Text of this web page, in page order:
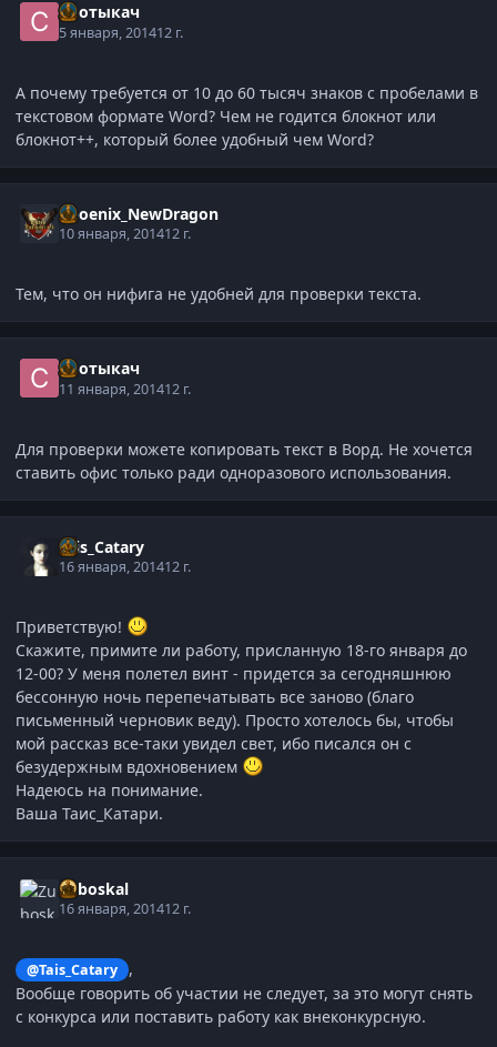
Спотыкач
5 января, 201412 г.
А почему требуется от 10 до 60 тысяч знаков с пробелами в
текстовом формате Word? Чем не годится блокнот или
блокнот++, который более удобный чем Word?
Phoenix_NewDragon
10 января, 201412 г.
Тем, что он нифига не удобней для проверки текста.
Спотыкач
11 января, 201412 г.
Для проверки можете копировать текст в Ворд. Не хочется
ставить офис только ради одноразового использования.
Tais_Catary
16 января, 201412 г.
Приветствую!
Скажите, примите ли работу, присланную 18-го января до
12-00? У меня полетел винт - придется за сегодняшнюю
бессонную ночь перепечатывать все заново (благо
письменный черновик веду). Просто хотелось бы, чтобы
мой рассказ все-таки увидел свет, ибо писался он с
безудержным вдохновением
Надеюсь на понимание.
Ваша Таис_Катари.
Zuboskal
16 января, 201412 г.
@Tais_Catary
,
Вообще говорить об участии не следует, за это могут снять
с конкурса или поставить работу как внеконкурсную.